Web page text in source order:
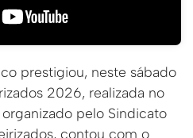
prestigiou, neste sábado
2026, realizada no
pelo Sindicato
contou com o